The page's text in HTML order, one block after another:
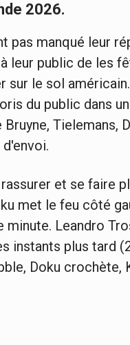
2026.
pas manqué leur
leur public de les
sur le sol
du public dans
Tielemans,
et se faire
met le feu côté
minute. Leandro
instants plus tard
Doku crochète,